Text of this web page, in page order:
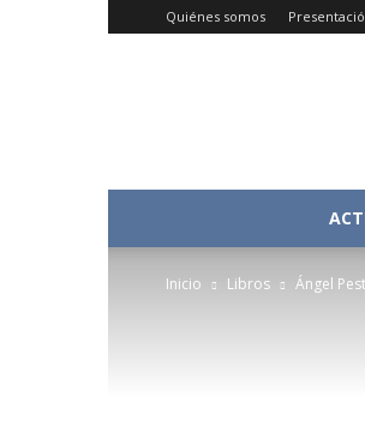
Quiénes somos
Inicio Libros Ángel